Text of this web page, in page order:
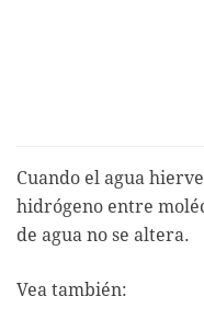
Cuando el agua
hidrógeno entre
de agua no se altera.
Vea también: